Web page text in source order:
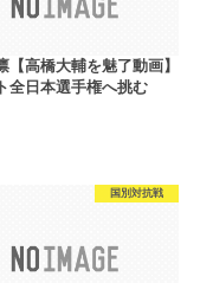
【高橋大輔を魅了動画】
全日本選手権へ挑む
国別対抗戦